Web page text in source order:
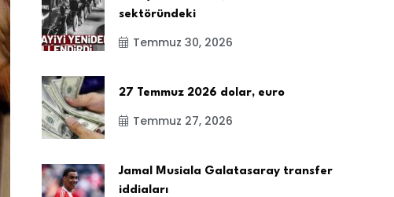
sektöründeki
Temmuz 30, 2026
27 Temmuz 2026 dolar, euro
Temmuz 27, 2026
Jamal Musiala Galatasaray transfer
iddiaları